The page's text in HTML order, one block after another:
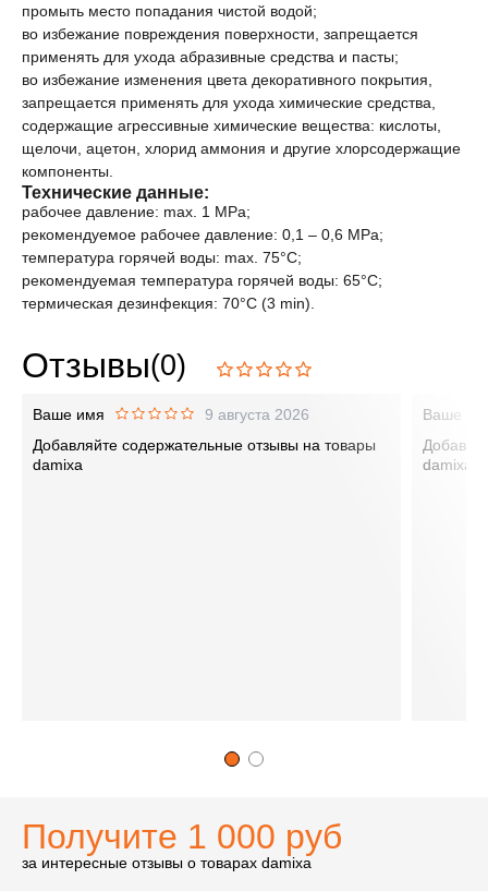
промыть место попадания чистой водой;
во избежание повреждения поверхности, запрещается
применять для ухода абразивные средства и пасты;
во избежание изменения цвета декоративного покрытия,
запрещается применять для ухода химические средства,
содержащие агрессивные химические вещества: кислоты,
щелочи, ацетон, хлорид аммония и другие хлорсодержащие
компоненты.
Технические данные:
рабочее давление: max. 1 MPa;
рекомендуемое рабочее давление: 0,1 – 0,6 MPa;
температура горячей воды: max. 75°C;
рекомендуемая температура горячей воды: 65°C;
термическая дезинфекция: 70°C (3 min).
Отзывы(0)
Ваше имя
9 августа 2026
Добавляйте содержательные отзывы на товары
damixa
Ваше
damixa
Получите 1 000 руб
за интересные отзывы о товарах damixa